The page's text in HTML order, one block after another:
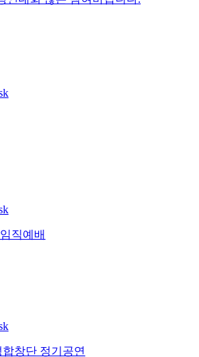
직예배
창단 정기공연